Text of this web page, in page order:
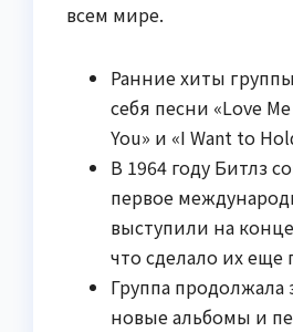
всем мире.
Ранние хиты
себя песни «Love
You» и «I Want to
В 1964 году Битлз
первое
выступили на
что сделало их еще
Группа продолжала
новые альбомы и